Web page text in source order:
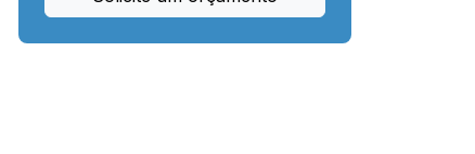
Empresa de recrutamento e seleção